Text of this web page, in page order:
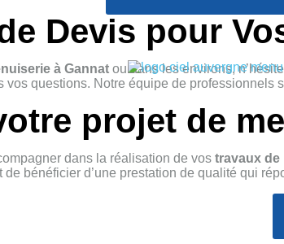
Devis pour
à Gannat ou dans les environs,
vos questions. Notre équipe de professionnels
projet de
dans la réalisation de vos travaux de
bénéficier d’une prestation de qualité qui